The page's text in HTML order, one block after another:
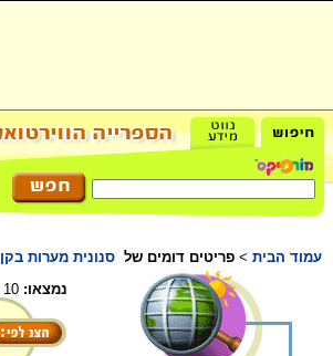
עמוד הבית > פריטים דומים של סנונית מערות בקן
נמצאו: